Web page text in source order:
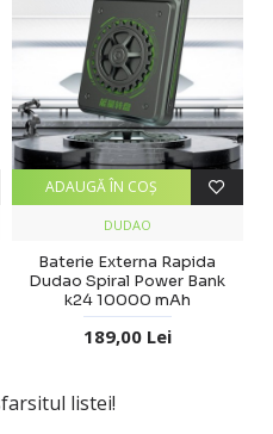
DUDAO
Baterie Externa Rapida
Dudao Spiral Power Bank
k24 10000 mAh
189,00 Lei
ADAUGĂ ÎN COŞ
listei!